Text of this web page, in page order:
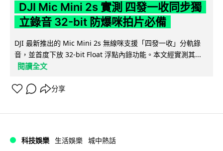
DJI Mic Mini 2s 實測 四發一收同步獨
立錄音 32-bit 防爆咪拍片必備
DJI 最新推出的 Mic Mini 2s 無線咪支援「四發一收」分軌錄
音，並首度下放 32-bit Float 浮點內錄功能。本文經實測其...
閱讀全文
分享
科技娛樂 生活娛樂 城中熱話